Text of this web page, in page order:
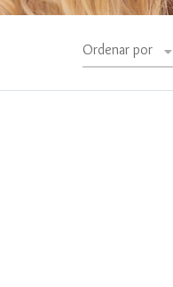
Ordenar por